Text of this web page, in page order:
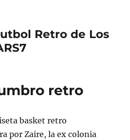
Retro de Los
retro
por Zaire, la ex colonia